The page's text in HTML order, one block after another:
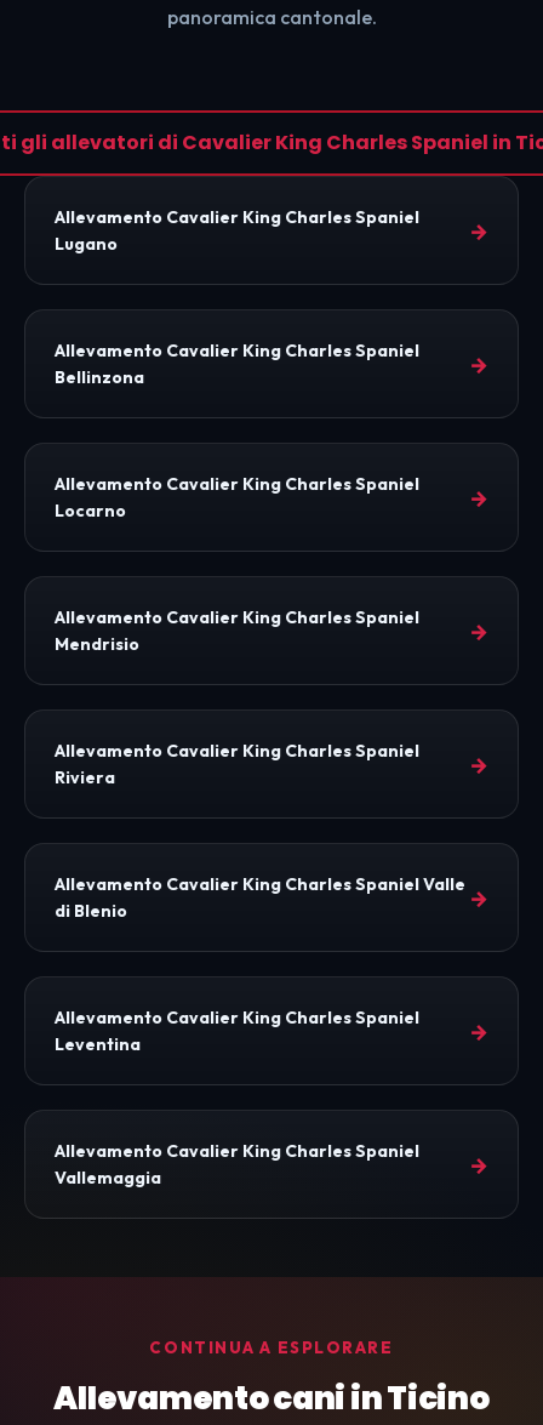
panoramica cantonale.
gli allevatori di Cavalier King Charles Spaniel in
Allevamento Cavalier King Charles Spaniel
Lugano
→
Allevamento Cavalier King Charles Spaniel
Bellinzona
→
Allevamento Cavalier King Charles Spaniel
Locarno
→
Allevamento Cavalier King Charles Spaniel
Mendrisio
→
Allevamento Cavalier King Charles Spaniel
Riviera
→
Allevamento Cavalier King Charles Spaniel Valle
di Blenio
→
Allevamento Cavalier King Charles Spaniel
Leventina
→
Allevamento Cavalier King Charles Spaniel
Vallemaggia
→
CONTINUA A ESPLORARE
Allevamento cani in Ticino